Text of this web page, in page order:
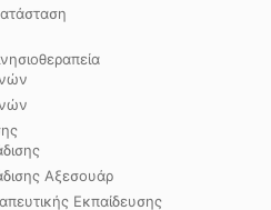
Αξεσουάρ
Εκπαίδευσης